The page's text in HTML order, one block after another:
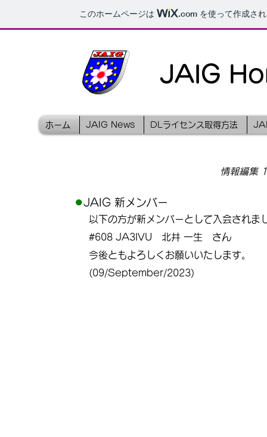
このホームページは .com を使って作成さ
JAIG
ホーム JAIG News DLライセンス取得方法
情報編集
●JAIG 新メンバー
以下の方が新メンバーとして入会されま
#608 JA3IVU 北井 一生 さん
今後ともよろしくお願いいたします。
(09/September/2023)